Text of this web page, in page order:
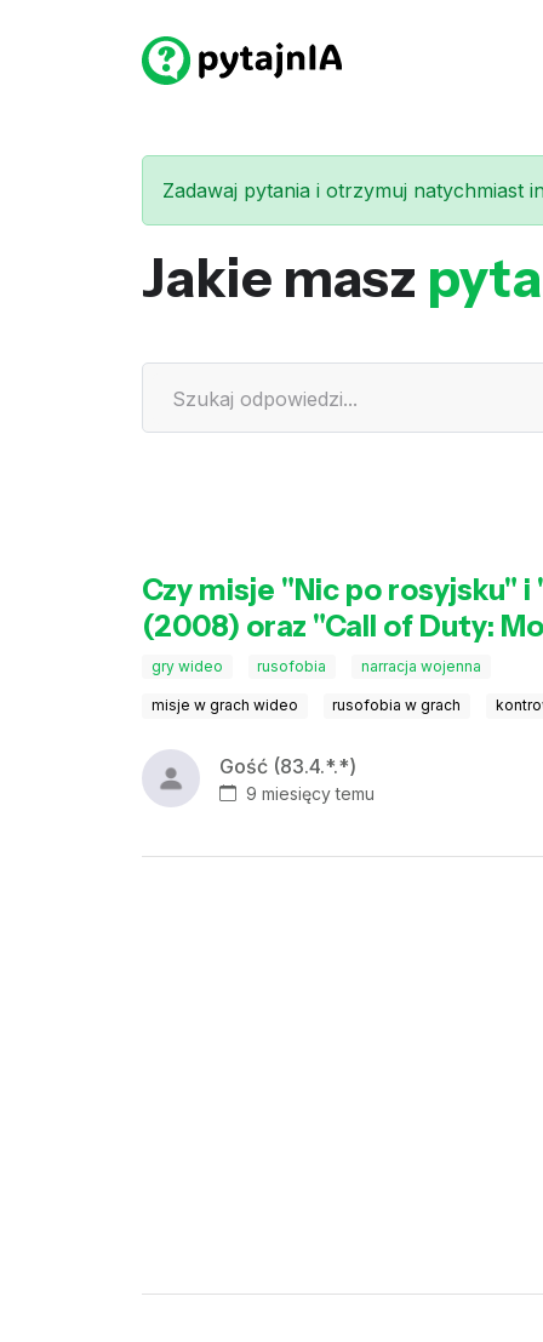
Zadawaj pytania i otrzymuj natychmiast
Jakie masz
Czy misje "Nic po rosyjsku"
(2008) oraz "Call of Duty:
gry wideo rusofobia narracja wojenna
misje w grach wideo rusofobia w grach
Gość (83.4.*.*)
9 miesięcy temu